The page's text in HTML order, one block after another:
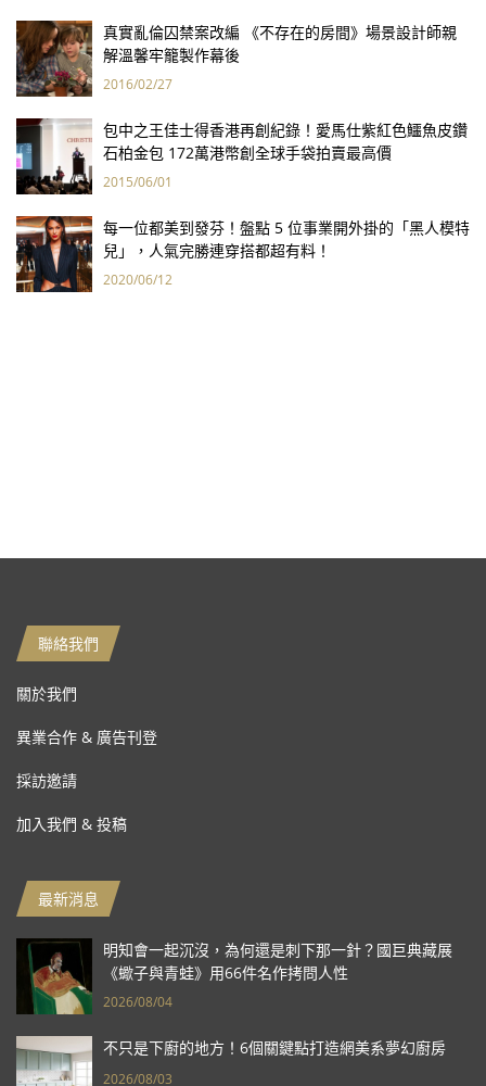
真實亂倫囚禁案改編 《不存在的房間》場景設計師親
解溫馨牢籠製作幕後
2016/02/27
包中之王佳士得香港再創紀錄！愛馬仕紫紅色鱷魚皮鑽
石柏金包 172萬港幣創全球手袋拍賣最高價
2015/06/01
每一位都美到發芬！盤點 5 位事業開外掛的「黑人模特
兒」，人氣完勝連穿搭都超有料！
2020/06/12
聯絡我們
關於我們
異業合作 & 廣告刊登
採訪邀請
加入我們 & 投稿
最新消息
明知會一起沉沒，為何還是刺下那一針？國巨典藏展
《蠍子與青蛙》用66件名作拷問人性
2026/08/04
不只是下廚的地方！6個關鍵點打造網美系夢幻廚房
2026/08/03